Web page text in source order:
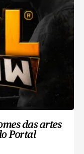
das artes
Portal